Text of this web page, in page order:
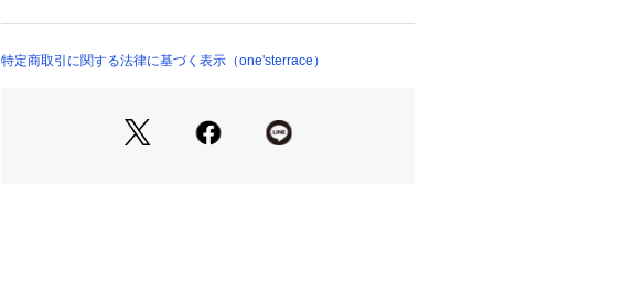
＊＊＊＊＊＊＊＊＊＊＊＊＊＊＊＊＊＊＊＊＊＊＊＊＊
特定商取引に関する法律に基づく表示（one'sterrace）